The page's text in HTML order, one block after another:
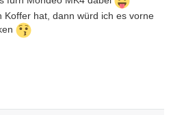
hat, dann würd ich es vorne